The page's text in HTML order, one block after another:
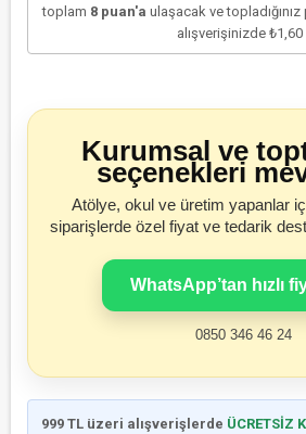
toplam 8puan'a ulaşacak ve topladığınız
alışverişinizde ₺1,60
Kurumsal ve
seçenekleri
Atölye, okul ve üretim yapanlar
siparişlerde özel fiyat ve tedarik
WhatsApp’tan hızlı
0850 346 46 24
999 TL üzeri alışverişlerde ÜCRETSİZ